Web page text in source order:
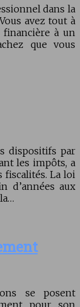
dans la
avez tout à
à un
que vous
dispositifs par
les impôts, a
fiscalités. La loi
d’années aux
se posent
pour son